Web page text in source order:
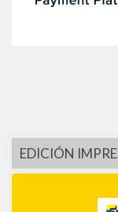
EDICIÓN